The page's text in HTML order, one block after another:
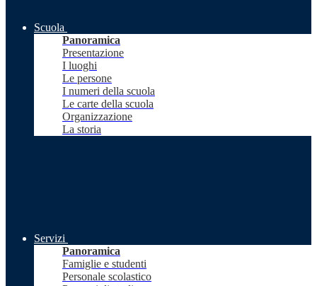
Scuola
Panoramica
Presentazione
I luoghi
Le persone
I numeri della scuola
Le carte della scuola
Organizzazione
La storia
Servizi
Panoramica
Famiglie e studenti
Personale scolastico